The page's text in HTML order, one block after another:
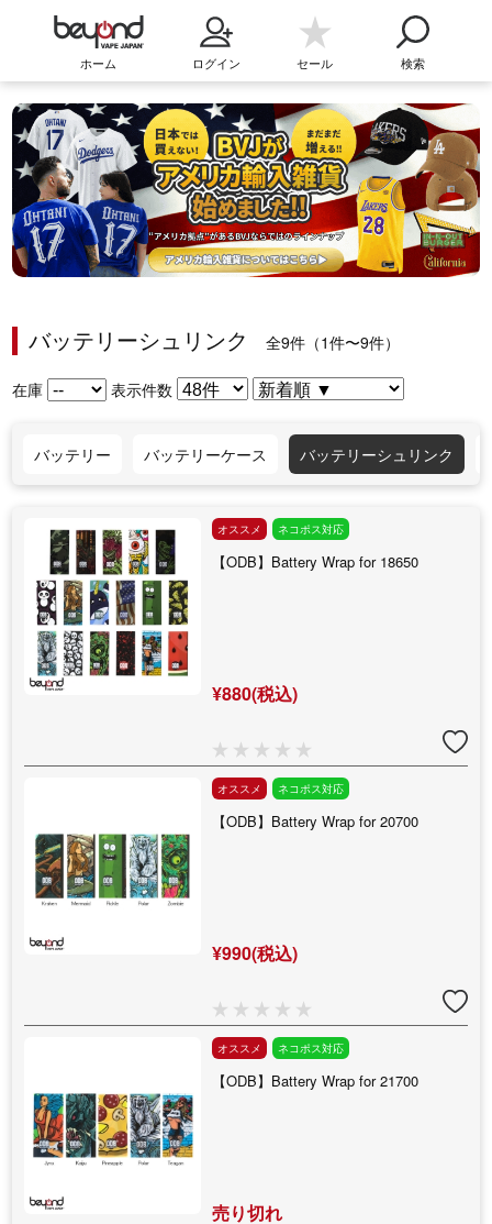
ホーム ログイン セール 検索
バッテリーシュリンク 全9件（1件〜9件）
在庫 表示件数
バッテリー バッテリーケース バッテリーシュリンク
オススメ ネコポス対応
【ODB】Battery Wrap for 18650
¥880(税込)
オススメ ネコポス対応
【ODB】Battery Wrap for 20700
¥990(税込)
オススメ ネコポス対応
【ODB】Battery Wrap for 21700
売り切れ